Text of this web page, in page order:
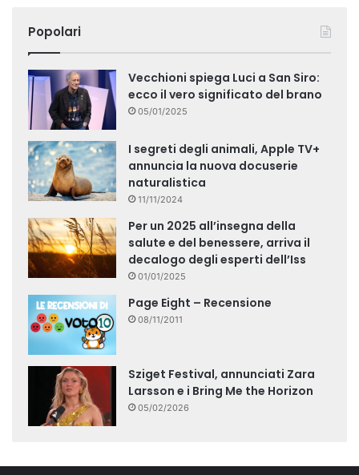
Popolari
Vecchioni spiega Luci a San Siro:
ecco il vero significato del brano
05/01/2025
I segreti degli animali, Apple TV+
annuncia la nuova docuserie
naturalistica
11/11/2024
Per un 2025 all’insegna della
salute e del benessere, arriva il
decalogo degli esperti dell’Iss
01/01/2025
Page Eight – Recensione
08/11/2011
Sziget Festival, annunciati Zara
Larsson e i Bring Me the Horizon
05/02/2026